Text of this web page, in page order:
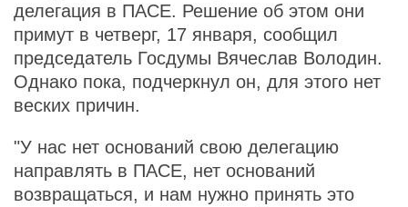
делегация в ПАСЕ. Решение об этом они
примут в четверг, 17 января, сообщил
председатель Госдумы Вячеслав Володин.
Однако пока, подчеркнул он, для этого нет
веских причин.
"У нас нет оснований свою делегацию
направлять в ПАСЕ, нет оснований
возвращаться, и нам нужно принять это